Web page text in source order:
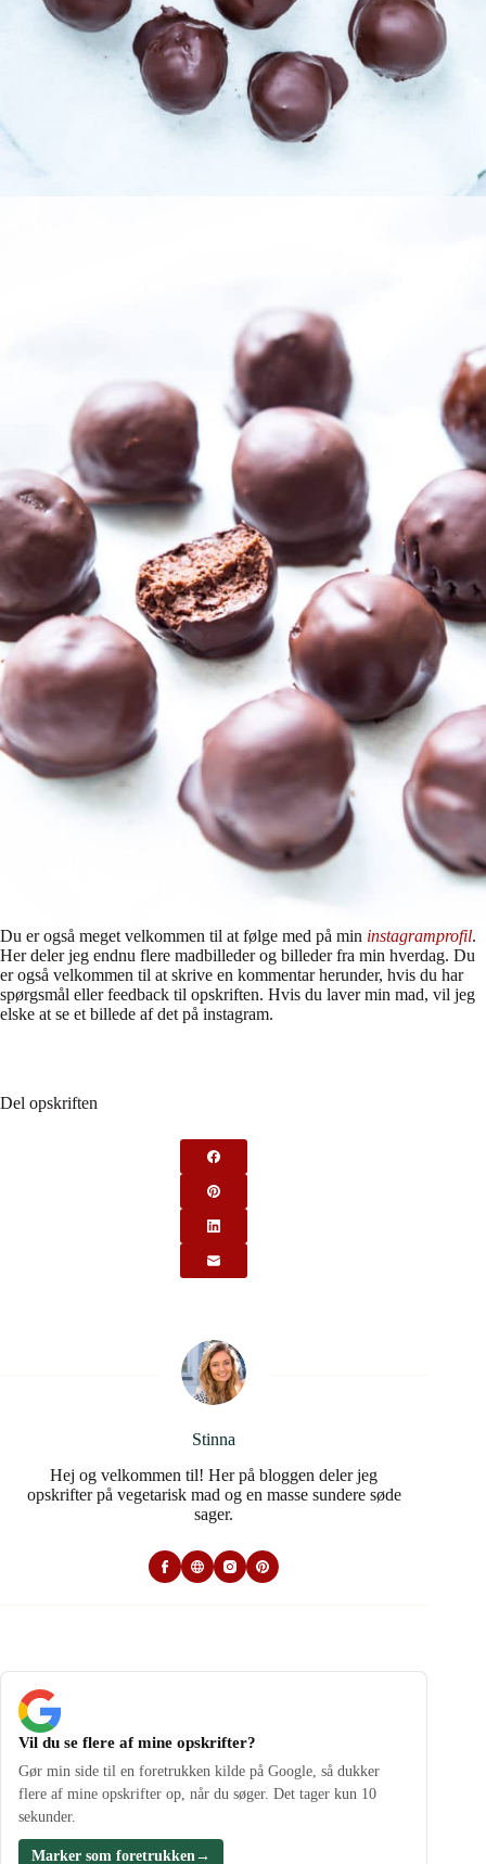
Du er også meget velkommen til at følge med på min instagramprofil.
Her deler jeg endnu flere madbilleder og billeder fra min hverdag. Du
er også velkommen til at skrive en kommentar herunder, hvis du har
spørgsmål eller feedback til opskriften. Hvis du laver min mad, vil jeg
elske at se et billede af det på instagram.
Del opskriften
Stinna
Hej og velkommen til! Her på bloggen deler jeg
opskrifter på vegetarisk mad og en masse sundere søde
sager.
Vil du se flere af mine opskrifter?
Gør min side til en foretrukken kilde på Google, så dukker
flere af mine opskrifter op, når du søger. Det tager kun 10
sekunder.
Marker som foretrukken →